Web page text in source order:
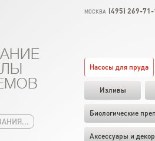
МОСКВА (495) 269-
Насосы для пруда
Изливы
Биологические
Аксессуары и декор